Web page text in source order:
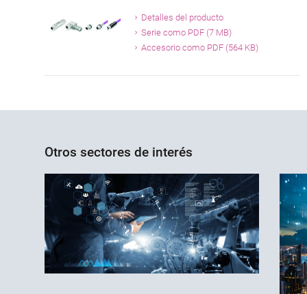
Detalles del producto
Serie como PDF (7 MB)
Accesorio como PDF (564 KB)
Otros sectores de interés